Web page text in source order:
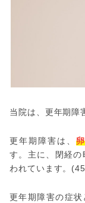
当院は、更年期障
更年期障害は、
す。主に、閉経
われています。
更年期障害の症状